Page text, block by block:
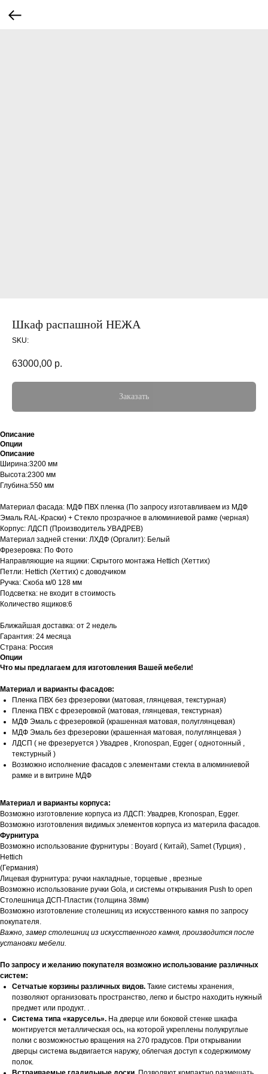
Шкаф распашной НЕЖА
SKU:
63000,00 р.
Заказать
Описание
Опции
Описание
Ширина:3200 мм
Высота:2300 мм
Глубина:550 мм
Материал фасада: МДФ ПВХ пленка (По запросу изготавливаем из МДФ
Эмаль RAL-Краски) + Стекло прозрачное в алюминиевой рамке (черная)
Корпус: ЛДСП (Производитель УВАДРЕВ)
Материал задней стенки: ЛХДФ (Оргалит): Белый
Фрезеровка: По Фото
Направляющие на ящики: Скрытого монтажа Hettich (Хеттих)
Петли: Hettich (Хеттих) с доводчиком
Ручка: Скоба м/0 128 мм
Подсветка: не входит в стоимость
Количество ящиков:6
Ближайшая доставка: от 2 недель
Гарантия: 24 месяца
Страна: Россия
Опции
Что мы предлагаем для изготовления Вашей мебели!
Материал и варианты фасадов:
Пленка ПВХ без фрезеровки (матовая, глянцевая, текстурная)
Пленка ПВХ с фрезеровкой (матовая, глянцевая, текстурная)
МДФ Эмаль с фрезеровкой (крашенная матовая, полуглянцевая)
МДФ Эмаль без фрезеровки (крашенная матовая, полуглянцевая )
ЛДСП ( не фрезеруется ) Увадрев , Kronospan, Egger ( однотонный ,
текстурный )
Возможно исполнение фасадов с элементами стекла в алюминиевой
рамке и в витрине МДФ
Материал и варианты корпуса:
Возможно изготовление корпуса из ЛДСП: Увадрев, Kronospan, Egger.
Возможно изготовления видимых элементов корпуса из материла фасадов.
Фурнитура
Возможно использование фурнитуры : Boyard ( Китай), Samet (Турция) ,
Hettich
(Германия)
Лицевая фурнитура: ручки накладные, торцевые , врезные
Возможно использование ручки Gola, и системы открывания Push to open
Столешница ДСП-Пластик (толщина 38мм)
Возможно изготовление столешниц из искусственного камня по запросу
покупателя.
Важно, замер столешниц из искусственного камня, производится после
установки мебели.
По запросу и желанию покупателя возможно использование различных
систем:
Сетчатые корзины различных видов. Такие системы хранения,
позволяют организовать пространство, легко и быстро находить нужный
предмет или продукт. .
Система типа «карусель». На дверце или боковой стенке шкафа
монтируется металлическая ось, на которой укреплены полукруглые
полки с возможностью вращения на 270 градусов. При открывании
дверцы система выдвигается наружу, облегчая доступ к содержимому
полок.